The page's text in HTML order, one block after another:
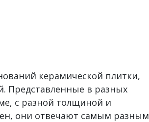
керамической плитки,
Представленные в разных
с разной толщиной и
они отвечают самым разным